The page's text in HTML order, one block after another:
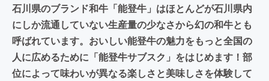
石川県のブランド和牛「能登牛」はほとんどが石川県内
にしか流通していない生産量の少なさから幻の和牛とも
呼ばれています。おいしい能登牛の魅力をもっと全国の
人に広めるために「能登牛サブスク」をはじめます！部
位によって味わいが異なる楽しさと美味しさを体験して